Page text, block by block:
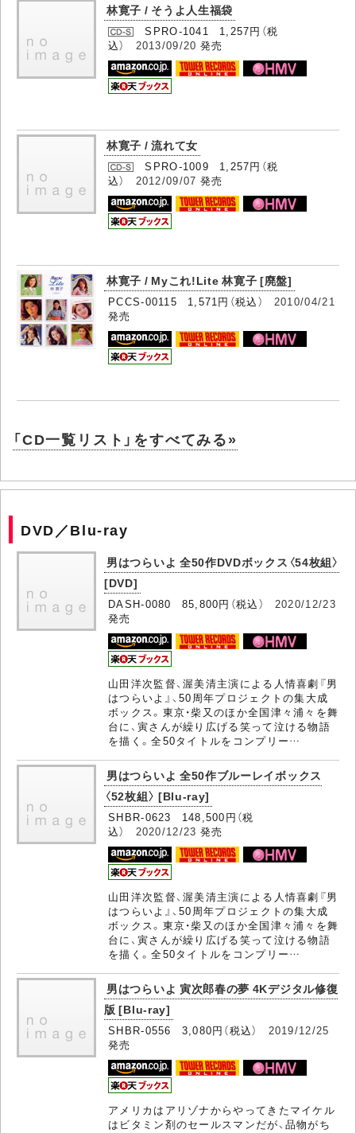
林寛子 / そうよ人生福袋
SPRO-1041 1,257円（税
込） 2013/09/20 発売
林寛子 / 流れて女
SPRO-1009 1,257円（税
込） 2012/09/07 発売
林寛子 / Myこれ!Lite 林寛子 [廃盤]
PCCS-00115 1,571円（税込） 2010/04/21
発売
「CD一覧リスト」をすべてみる»
DVD／Blu-ray
男はつらいよ 全50作DVDボックス〈54枚組〉
[DVD]
DASH-0080 85,800円（税込） 2020/12/23
発売
山田洋次監督、渥美清主演による人情喜劇『男
はつらいよ』、50周年プロジェクトの集大成
ボックス。東京・柴又のほか全国津々浦々を舞
台に、寅さんが繰り広げる笑って泣ける物語
を描く。全50タイトルをコンプリー…
男はつらいよ 全50作ブルーレイボックス
〈52枚組〉 [Blu-ray]
SHBR-0623 148,500円（税
込） 2020/12/23 発売
山田洋次監督、渥美清主演による人情喜劇『男
はつらいよ』、50周年プロジェクトの集大成
ボックス。東京・柴又のほか全国津々浦々を舞
台に、寅さんが繰り広げる笑って泣ける物語
を描く。全50タイトルをコンプリー…
男はつらいよ 寅次郎春の夢 4Kデジタル修復
版 [Blu-ray]
SHBR-0556 3,080円（税込） 2019/12/25
発売
アメリカはアリゾナからやってきたマイケル
はビタミン剤のセールスマンだが、品物がち